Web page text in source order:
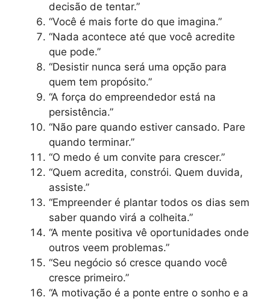
decisão de tentar.”
“Você é mais forte do que imagina.”
“Nada acontece até que você acredite
que pode.”
“Desistir nunca será uma opção para
quem tem propósito.”
“A força do empreendedor está na
persistência.”
“Não pare quando estiver cansado. Pare
quando terminar.”
“O medo é um convite para crescer.”
“Quem acredita, constrói. Quem duvida,
assiste.”
“Empreender é plantar todos os dias sem
saber quando virá a colheita.”
“A mente positiva vê oportunidades onde
outros veem problemas.”
“Seu negócio só cresce quando você
cresce primeiro.”
“A motivação é a ponte entre o sonho e a